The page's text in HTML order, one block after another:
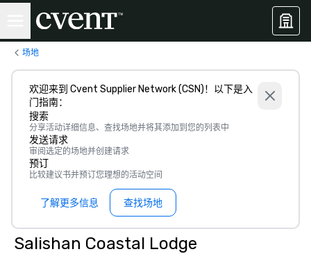
场地
欢迎来到 Cvent Supplier Network (CSN)！以下是入
门指南：
搜索
分享活动详细信息、查找场地并将其添加到您的列表中
发送请求
审阅选定的场地并创建请求
预订
比较建议书并预订您理想的活动空间
了解更多信息 查找场地
Salishan Coastal Lodge